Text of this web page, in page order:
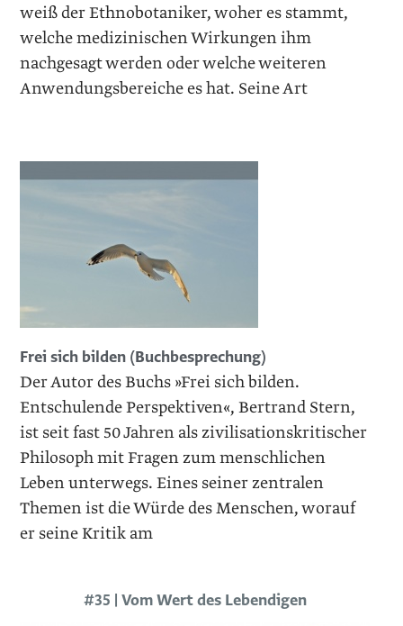
weiß der Ethno­botaniker, woher es stammt,
welche medizinischen Wirkungen ihm
nachgesagt werden oder welche weiteren
Anwendungsbereiche es hat. Seine Art
Frei sich bilden (Buchbesprechung)
Der Autor des Buchs »Frei sich bilden.
Entschulende Perspektiven«, Bertrand Stern,
ist seit fast 50 Jahren als zivilisationskritischer
Philosoph mit Fragen zum menschlichen
Leben unterwegs. Eines seiner zen­tralen
Themen ist die Würde des Menschen, worauf
er seine Kritik am
#35 | Vom Wert des Lebendigen